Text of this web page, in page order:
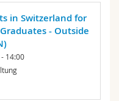
in Switzerland for
- Outside
14:00